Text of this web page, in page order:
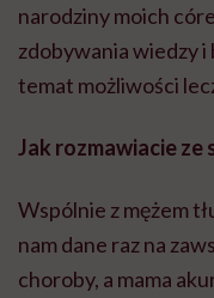
narodziny moich
zdobywania wiedzy
temat możliwości
Jak rozmawiacie ze
Wspólnie z mężem
nam dane raz na
choroby, a mama